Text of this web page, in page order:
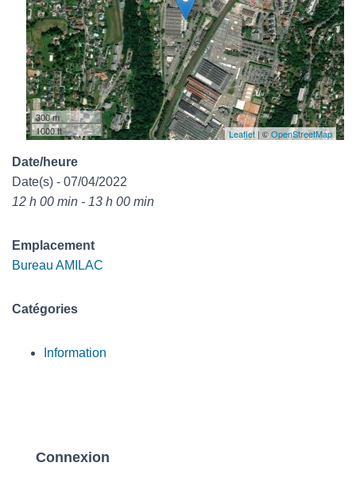
300 m
1000 ft
Leaflet | ©OpenStreetMap
Date/heure
Date(s) - 07/04/2022
12 h 00 min - 13 h 00 min
Emplacement
Bureau AMILAC
Catégories
Information
Connexion